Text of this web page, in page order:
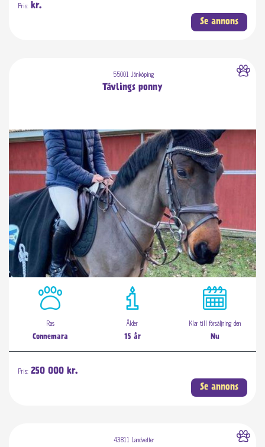
Pris: kr.
Se annons
55001 Jönköping
Tävlings ponny
Ras
Connemara
Ålder
15 år
Klar till försäljning den
Nu
Pris: 250 000 kr.
Se annons
43811 Landvetter